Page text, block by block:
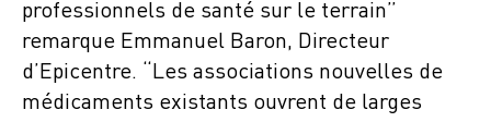
professionnels de santé sur le terrain”
remarque Emmanuel Baron, Directeur
d’Epicentre. “Les associations nouvelles de
médicaments existants ouvrent de larges